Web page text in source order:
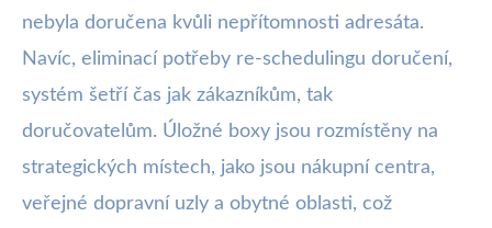
nebyla doručena kvůli nepřítomnosti adresáta.
Navíc, eliminací potřeby re-schedulingu doručení,
systém šetří čas jak zákazníkům, tak
doručovatelům. Úložné boxy jsou rozmístěny na
strategických místech, jako jsou nákupní centra,
veřejné dopravní uzly a obytné oblasti, což